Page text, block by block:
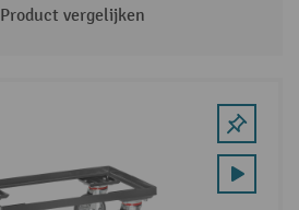
Product vergelijken